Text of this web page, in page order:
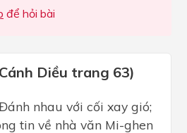
để hỏi bài
Diều trang 63)
nhau với cối xay gió;
tin về nhà văn Mi-ghen